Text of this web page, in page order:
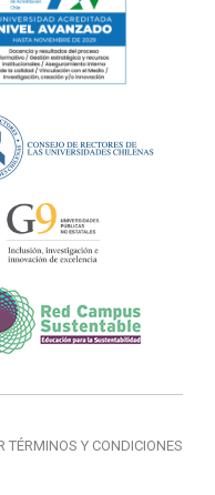
TÉRMINOS Y CONDICIONES